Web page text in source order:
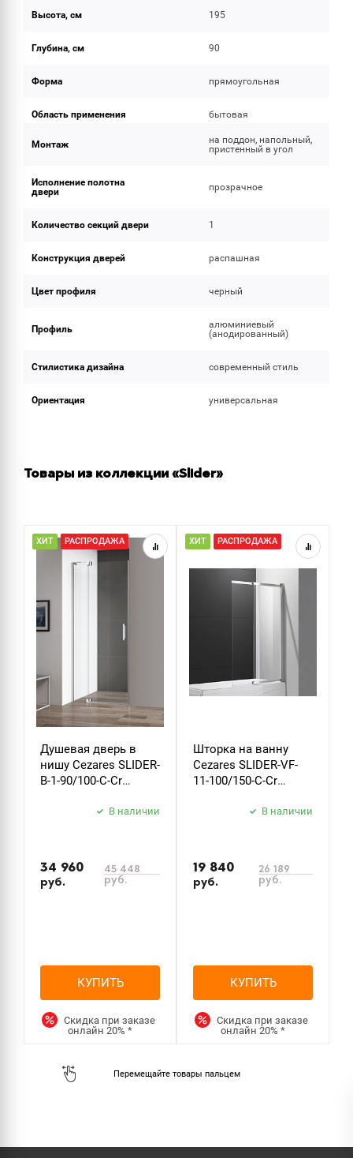
Высота, см 195
Глубина, см 90
Форма прямоугольная
Область применения бытовая
Монтаж
на поддон, напольный,
пристенный в угол
Исполнение полотна
двери
прозрачное
Количество секций двери 1
Конструкция дверей распашная
Цвет профиля черный
Профиль
алюминиевый
(анодированный)
Стилистика дизайна современный стиль
Ориентация универсальная
Товары из коллекции «Slider»
ХИТ РАСПРОДАЖА
Душевая дверь в
нишу Cezares SLIDER-
B-1-90/100-C-Cr
В наличии
34 960
руб.
45 448
руб.
КУПИТЬ
Скидка при заказе
онлайн20%*
ХИТ РАСПРОДАЖА
Шторка на ванну
Cezares SLIDER-VF-
11-100/150-C-Cr
В наличии
19 840
руб.
26 189
руб.
КУПИТЬ
Скидка при заказе
онлайн20%*